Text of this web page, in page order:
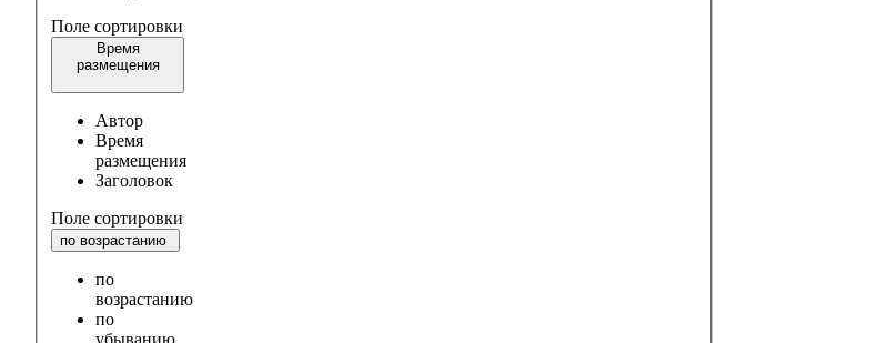
Поле сортировки
Время
размещения
Автор
Время
размещения
Заголовок
Поле сортировки
по возрастанию
по
возрастанию
по